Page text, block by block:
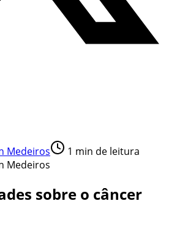
Medeiros 1 min de leitura
Medeiros
sobre o câncer